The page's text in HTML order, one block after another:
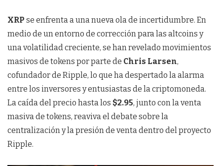
XRP se enfrenta a una nueva ola de incertidumbre. En
medio de un entorno de corrección para las altcoins y
una volatilidad creciente, se han revelado movimientos
masivos de tokens por parte de Chris Larsen,
cofundador de Ripple, lo que ha despertado la alarma
entre los inversores y entusiastas de la criptomoneda.
La caída del precio hasta los $2.95, junto con la venta
masiva de tokens, reaviva el debate sobre la
centralización y la presión de venta dentro del proyecto
Ripple.